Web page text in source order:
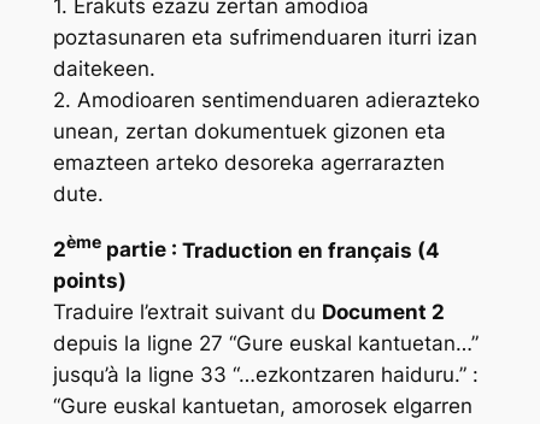
1. Erakuts ezazu zertan amodioa
poztasunaren eta sufrimenduaren iturri izan
daitekeen.
2. Amodioaren sentimenduaren adierazteko
unean, zertan dokumentuek gizonen eta
emazteen arteko desoreka agerrarazten
dute.
2èmepartie : Traduction en français (4
points)
Traduire l’extrait suivant du Document 2
depuis la ligne 27 “Gure euskal kantuetan…”
jusqu’à la ligne 33 “…ezkontzaren haiduru.” :
“Gure euskal kantuetan, amorosek elgarren